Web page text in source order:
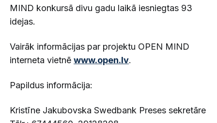
MIND konkursā divu gadu laikā iesniegtas 93
idejas.
Vairāk informācijas par projektu OPEN MIND
interneta vietnē www.open.lv.
Papildus informācija:
Kristīne Jakubovska Swedbank Preses sekretāre